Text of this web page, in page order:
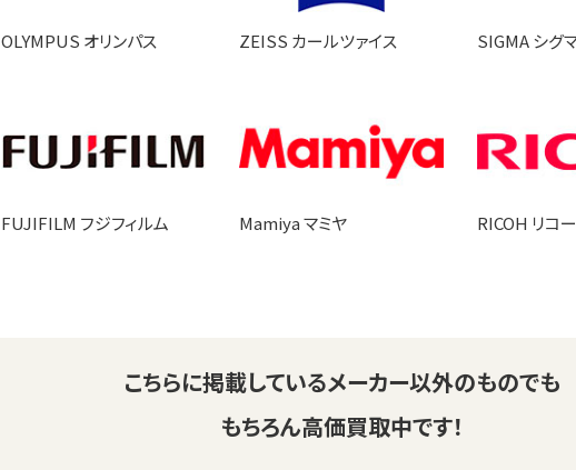
OLYMPUS オリンパス ZEISS カールツァイス SIGMA シグ
FUJIFILM フジフィルム Mamiya マミヤ RICOH リコー
こちらに掲載しているメーカー以外のものでも
もちろん高価買取中です！